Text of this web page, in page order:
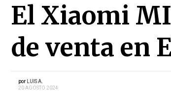
El Xiaomi
de venta en
por LUIS A.
20 AGOSTO 2024